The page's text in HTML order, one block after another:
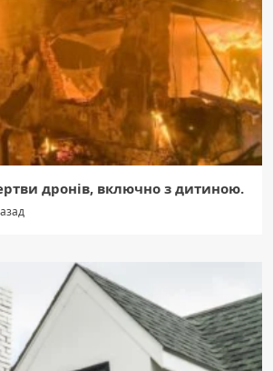
дронів, включно з дитиною.